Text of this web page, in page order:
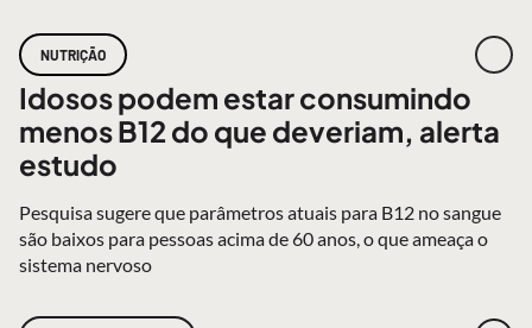
NUTRIÇÃO
Idosos podem estar consumindo
menos B12 do que deveriam, alerta
estudo
Pesquisa sugere que parâmetros atuais para B12 no sangue
são baixos para pessoas acima de 60 anos, o que ameaça o
sistema nervoso